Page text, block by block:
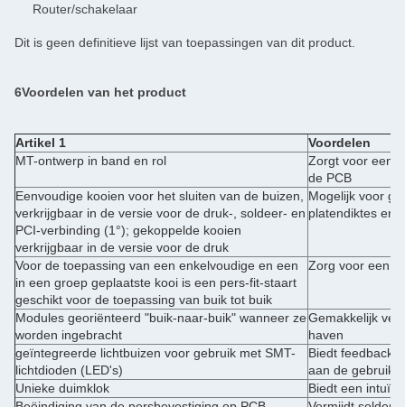
Router/schakelaar
Dit is geen definitieve lijst van toepassingen van dit product.
6Voordelen van het product
Artikel 1
Voordelen
MT-ontwerp in band en rol
Zorgt voor een
de PCB
Eenvoudige kooien voor het sluiten van de buizen,
verkrijgbaar in de versie voor de druk-, soldeer- en
PCI-verbinding (1°); gekoppelde kooien
verkrijgbaar in de versie voor de druk
Mogelijk voor
platendiktes en
Voor de toepassing van een enkelvoudige en een
in een groep geplaatste kooi is een pers-fit-staart
geschikt voor de toepassing van buik tot buik
Zorg voor een
Modules georiënteerd "buik-naar-buik" wanneer ze
worden ingebracht
Gemakkelijk
haven
geïntegreerde lichtbuizen voor gebruik met SMT-
lichtdioden (LED's)
Biedt feedback
aan de gebruiker
Unieke duimklok
Biedt een